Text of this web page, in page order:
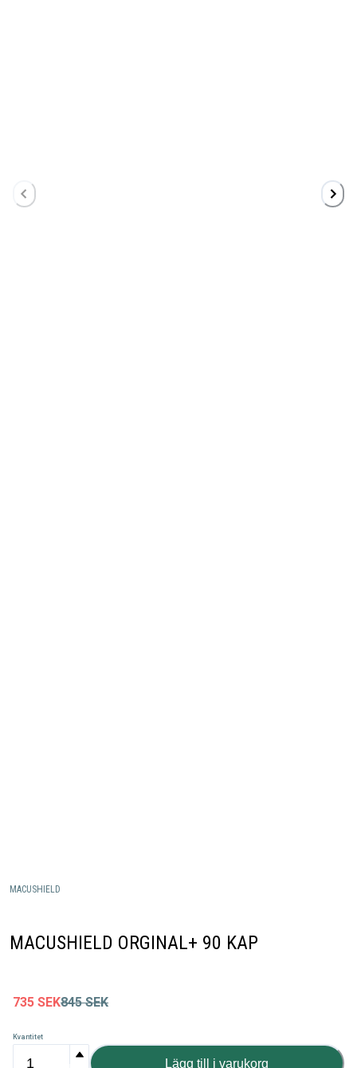
MACUSHIELD
MACUSHIELD ORGINAL+ 90 KAP
735 SEK845 SEK
Kvantitet
Lägg till i varukorg